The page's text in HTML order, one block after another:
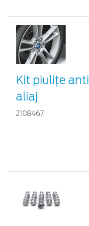
Kit piuliţe
aliaj
2108467